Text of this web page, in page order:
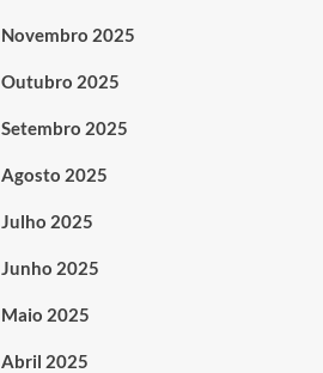
Novembro 2025
Outubro 2025
Setembro 2025
Agosto 2025
Julho 2025
Junho 2025
Maio 2025
Abril 2025